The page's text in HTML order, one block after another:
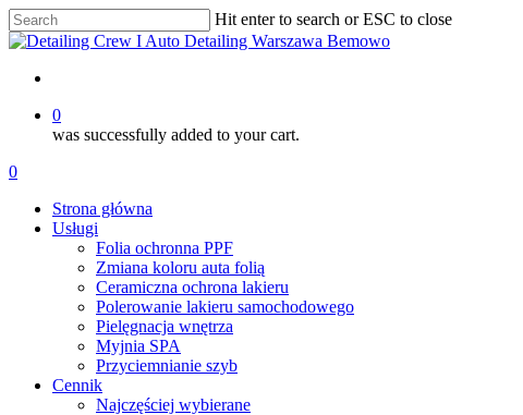
Skip
to
content
Hit enter to search or ESC to close
Close
0
was successfully added to your cart.
Menu
account
0
Strona główna
Usługi
Folia ochronna PPF
Zmiana koloru auta folią
Ceramiczna ochrona lakieru
Polerowanie lakieru samochodowego
Pielęgnacja wnętrza
Myjnia SPA
Przyciemnianie szyb
Cennik
Najczęściej wybierane